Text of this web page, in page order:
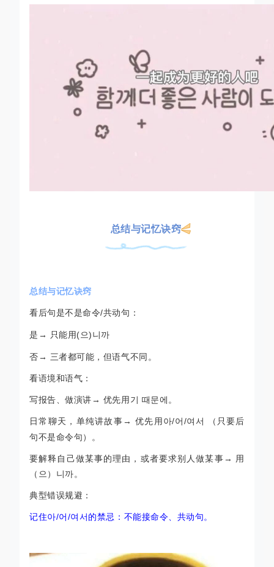
总结与记忆诀窍
总结与记忆诀窍
看后句是不是命令/共动句：
是 → 只能用(으)니까
否→ 三者都可能，但语气不同。
看语境和语气：
写报告、做演讲→ 优先用 기 때문에。
日常聊天，单纯讲故事→ 优先用 아/어/여서 （只要后
句不是命令句）。
要解释自己做某事的理由，或者要求别人做某事→ 用
（ 으）니까。
典型错误规避：
记住아/어/여서的禁忌：不能接命令、共动句。